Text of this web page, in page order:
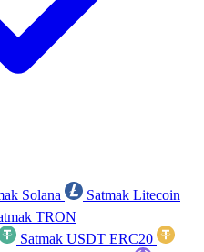
Solana
Satmak Litecoin
TRON
Satmak USDT ERC20